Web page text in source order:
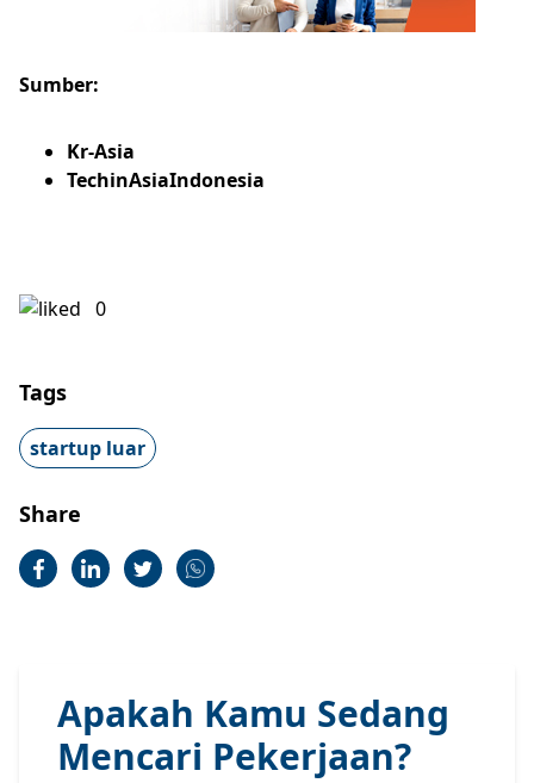
Sumber:
Kr-Asia
TechinAsiaIndonesia
0
Tags
startup luar
Share
Apakah Kamu Sedang
Mencari Pekerjaan?